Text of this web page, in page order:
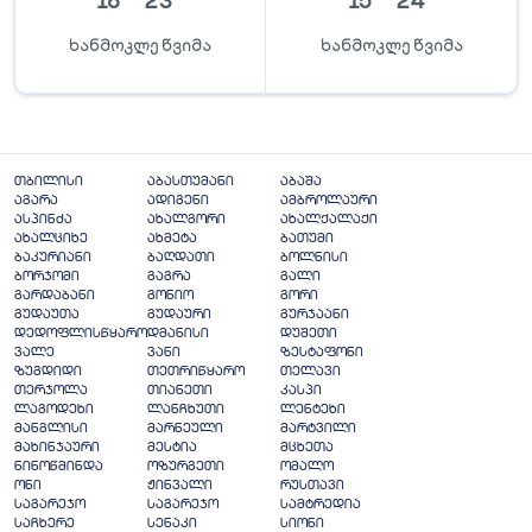
ხანმოკლე წვიმა ხანმოკლე წვიმა
თბილისი აბასთუმანი
აბაშა
აგარა
ადიგენი
ამბროლაური
ასპინძა
ახალგორი
ახალქალაქი
ახალციხე
ახმეტა
ბათუმი
ბაკურიანი
ბაღდათი
ბოლნისი
ბორჯომი
გაგრა
გალი
გარდაბანი
გონიო
გორი
გუდაუთა
გუდაური
გურჯაანი
დედოფლისწყაროდმანისი
დუშეთი
ვალე
ვანი
ზესტაფონი
ზუგდიდი
თეთრიწყარო
თელავი
თერჯოლა
თიანეთი
კასპი
ლაგოდეხი
ლანჩხუთი
ლენტეხი
მანგლისი
მარნეული
მარტვილი
მახინჯაური
მესტია
მცხეთა
ნინოწმინდა
ოზურგეთი
ომალო
ონი
ჟინვალი
რუსთავი
საგარეჯო
საგარეჯო
სამტრედია
საჩხერე
სენაკი სიონი